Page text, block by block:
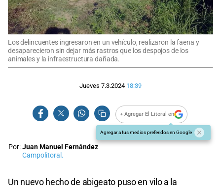
Los delincuentes ingresaron en un vehículo, realizaron la faena y
desaparecieron sin dejar más rastros que los despojos de los
animales y la infraestructura dañada.
Jueves 7.3.2024 18:39
+ Agregar El Litoral en
Agregar a tus medios preferidos en Google
Por:Juan Manuel Fernández
Campolitoral.
Un nuevo hecho de abigeato puso en vilo a la